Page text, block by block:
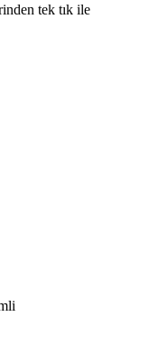
tek tık ile